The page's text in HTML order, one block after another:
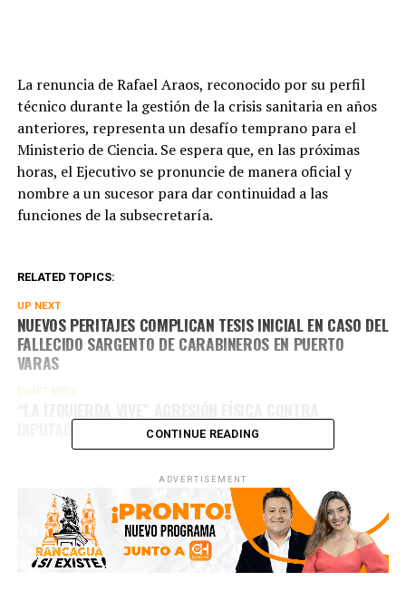
La renuncia de Rafael Araos, reconocido por su perfil
técnico durante la gestión de la crisis sanitaria en años
anteriores, representa un desafío temprano para el
Ministerio de Ciencia. Se espera que, en las próximas
horas, el Ejecutivo se pronuncie de manera oficial y
nombre a un sucesor para dar continuidad a las
funciones de la subsecretaría.
RELATED TOPICS:
UP NEXT
NUEVOS PERITAJES COMPLICAN TESIS INICIAL EN CASO DEL
FALLECIDO SARGENTO DE CARABINEROS EN PUERTO
VARAS
DON'T MISS
DIPUTADOS JAVIER OLIVARES EN OLMUÉ
CONTINUE READING
ADVERTISEMENT